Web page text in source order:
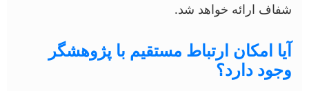
شفاف ارائه خواهد شد.
آیا امکان ارتباط مستقیم با پژوهشگر
وجود دارد؟